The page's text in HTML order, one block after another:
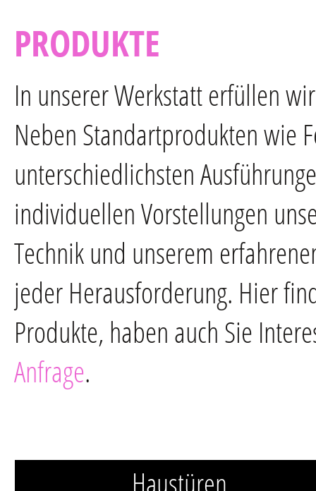
PRODUKTE
In unserer Werkstatt erfüllen
Neben Standartprodukten wie
unterschiedlichsten
individuellen Vorstellungen
Technik und unserem
jeder Herausforderung. Hier
Produkte, haben auch Sie
Anfrage.
Haustüren